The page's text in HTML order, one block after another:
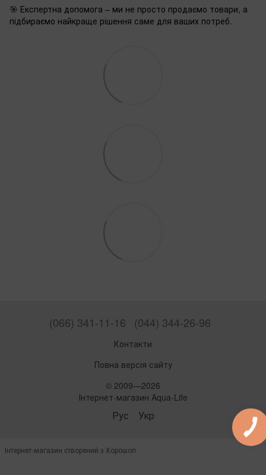
🎯 Експертна допомога – ми не просто продаємо товари, а
підбираємо найкраще рішення саме для ваших потреб.
(066) 341-11-16 (044) 344-26-96
Контакти
Повна версія сайту
© 2009—2026
Інтернет-магазин Aqua-Life
Рус Укр
Інтернет-магазин створений з Хорошоп